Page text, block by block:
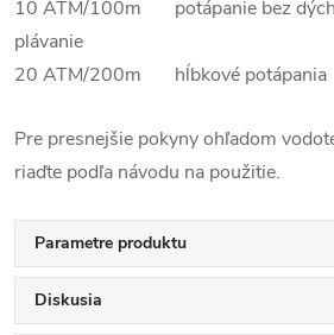
10 ATM/100m potápanie bez
plávanie
20 ATM/200m hĺbkové potápania
Pre presnejšie pokyny ohľadom
riaďte podľa návodu na použitie.
Parametre produktu
Diskusia